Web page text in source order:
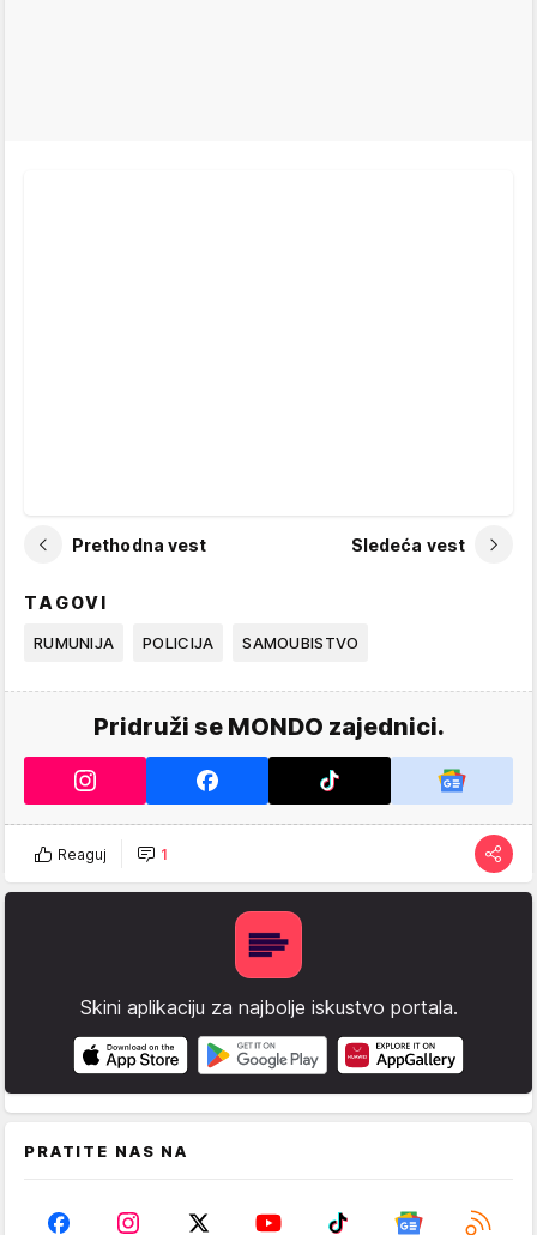
Prethodna vest Sledeća vest
TAGOVI
RUMUNIJA POLICIJA SAMOUBISTVO
Pridruži se MONDO zajednici.
Reaguj 1
Skini aplikaciju za najbolje iskustvo portala.
PRATITE NAS NA